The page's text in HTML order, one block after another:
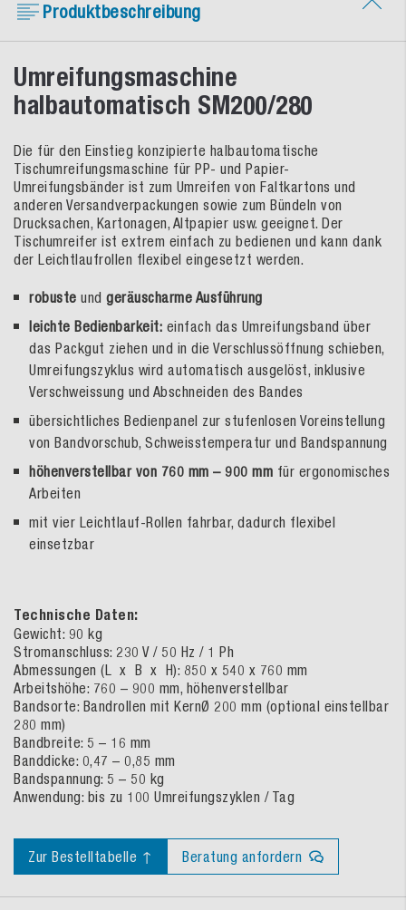
Produktbeschreibung
Umreifungsmaschine
halbautomatisch SM200/280
Die für den Einstieg konzipierte halbautomatische
Tischumreifungsmaschine für PP- und Papier-
Umreifungsbänder ist zum Umreifen von Faltkartons und
anderen Versandverpackungen sowie zum Bündeln von
Drucksachen, Kartonagen, Altpapier usw. geeignet. Der
Tischumreifer ist extrem einfach zu bedienen und kann dank
der Leichtlaufrollen flexibel eingesetzt werden.
robuste und geräuscharme Ausführung
leichte Bedienbarkeit: einfach das Umreifungsband über
das Packgut ziehen und in die Verschlussöffnung schieben,
Umreifungszyklus wird automatisch ausgelöst, inklusive
Verschweissung und Abschneiden des Bandes
übersichtliches Bedienpanel zur stufenlosen Voreinstellung
von Bandvorschub, Schweisstemperatur und Bandspannung
höhenverstellbar von 760 mm – 900 mm für ergonomisches
Arbeiten
mit vier Leichtlauf-Rollen fahrbar, dadurch flexibel
einsetzbar
Technische Daten:
Gewicht: 90 kg
Stromanschluss: 230 V / 50 Hz / 1 Ph
Abmessungen (L x B x H): 850 x 540 x 760 mm
Arbeitshöhe: 760 – 900 mm, höhenverstellbar
Bandsorte: Bandrollen mit KernØ 200 mm (optional einstellbar
280 mm)
Bandbreite: 5 – 16 mm
Banddicke: 0,47 – 0,85 mm
Bandspannung: 5 – 50 kg
Anwendung: bis zu 100 Umreifungszyklen / Tag
Zur Bestelltabelle ↑ Beratung anfordern